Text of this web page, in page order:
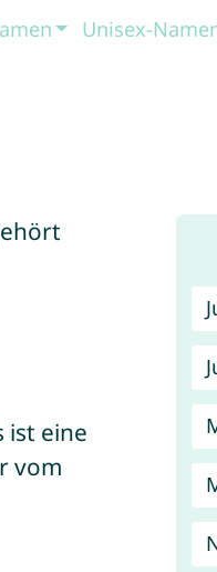
Unisex-
ist eine
vom